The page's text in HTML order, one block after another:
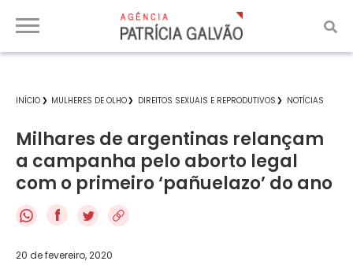
INÍCIO MULHERES DE OLHO DIREITOS SEXUAIS E REPRODUTIVOS NOTÍCIAS
Milhares de argentinas relançam
a campanha pelo aborto legal
com o primeiro ‘pañuelazo’ do ano
f
20 de fevereiro, 2020